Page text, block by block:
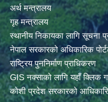
अर्थ मन्त्रालय
गृह मन्त्रालय
स्थानीय निकायका लागि सूचना
नेपाल सरकारको अधिकारिक
राष्ट्रिय पुननिर्माण प्राधिकरण
GIS नक्साको लागि यहाँ क्लिक
कोशी प्रदेश सरकारको